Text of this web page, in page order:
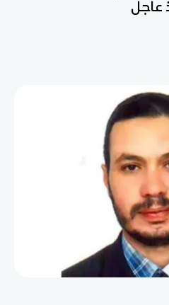
عاجل